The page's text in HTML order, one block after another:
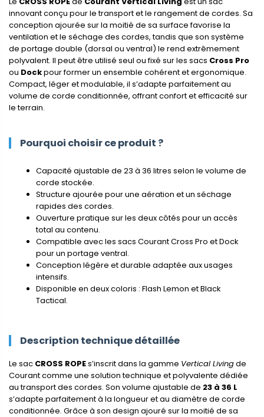
innovant conçu pour le transport et le rangement de cordes. Sa
conception ajourée sur la moitié de sa surface favorise la
ventilation et le séchage des cordes, tandis que son système
de portage double (dorsal ou ventral) le rend extrêmement
polyvalent. Il peut être utilisé seul ou fixé sur les sacs Cross Pro
ou Dockpour former un ensemble cohérent et ergonomique.
Compact, léger et modulable, il s’adapte parfaitement au
volume de corde conditionnée, offrant confort et efficacité sur
le terrain.
Pourquoi choisir ce produit ?
Capacité ajustable de 23 à 36 litres selon le volume de
corde stockée.
Structure ajourée pour une aération et un séchage
rapides des cordes.
Ouverture pratique sur les deux côtés pour un accès
total au contenu.
Compatible avec les sacs Courant Cross Pro et Dock
pour un portage ventral.
Conception légère et durable adaptée aux usages
intensifs.
Disponible en deux coloris : Flash Lemon et Black
Tactical.
Description technique détaillée
Le sac CROSS ROPEs’inscrit dans la gamme Vertical Livingde
Courant comme une solution technique et polyvalente dédiée
au transport des cordes. Son volume ajustable de 23 à 36 L
s’adapte parfaitement à la longueur et au diamètre de corde
conditionnée. Grâce à son design ajouré sur la moitié de sa